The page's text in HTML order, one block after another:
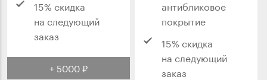
15% скидка
на следующий
заказ
+ 5000 ₽
антибликовое
покрытие
15% скидка
на следующий
заказ